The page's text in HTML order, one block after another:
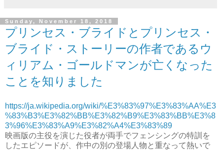
Sunday, November 18, 2018
プリンセス・ブライドとプリンセス・
ブライド・ストーリーの作者であるウ
ィリアム・ゴールドマンが亡くなった
ことを知りました
https://ja.wikipedia.org/wiki/%E3%83%97%E3%83%AA%E3
%83%B3%E3%82%BB%E3%82%B9%E3%83%BB%E3%8
3%96%E3%83%A9%E3%82%A4%E3%83%89
映画版の主役を演じた役者が両手でフェンシングの特訓を
したエピソードが、作中の別の登場人物と重なって熱いで